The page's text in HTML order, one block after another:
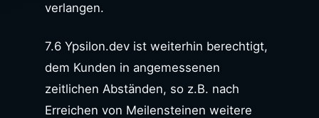
verlangen.
7.6 Ypsilon.dev ist weiterhin berechtigt,
dem Kunden in angemessenen
zeitlichen Abständen, so z.B. nach
Erreichen von Meilensteinen weitere